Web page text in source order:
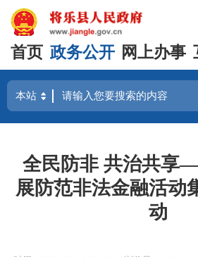
首页 政务公开 网上办事
全民防非 共治共享
展防范非法金融活动
动